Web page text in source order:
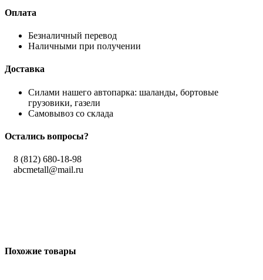
Оплата
Безналичный перевод
Наличными при получении
Доставка
Силами нашего автопарка: шаланды, бортовые
грузовики, газели
Самовывоз со склада
Остались вопросы?
8 (812) 680-18-98
abcmetall@mail.ru
Похожие товары